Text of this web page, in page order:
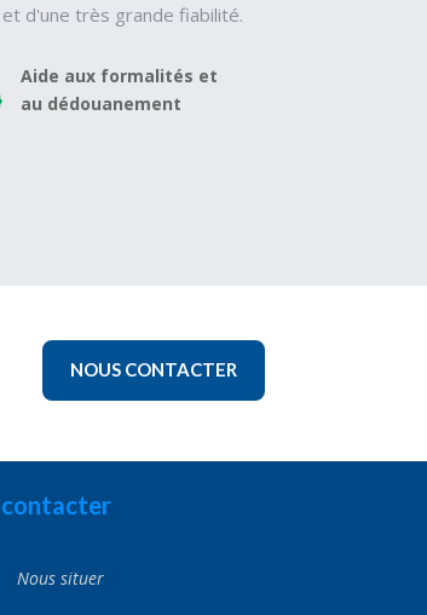
d'une très grande fiabilité.
Aide aux formalités et
au dédouanement
NOUS CONTACTER
contacter
Nous situer